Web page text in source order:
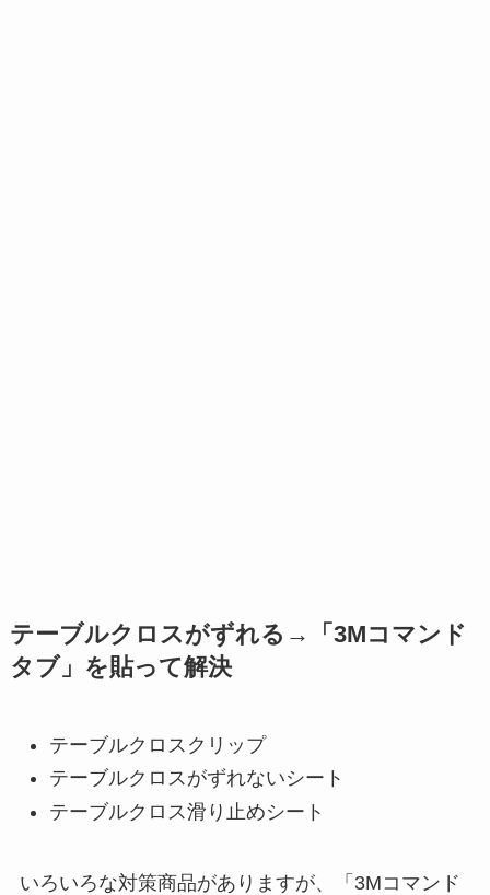
テーブルクロスがずれる→「3Mコマンド
タブ」を貼って解決
テーブルクロスクリップ
テーブルクロスがずれないシート
テーブルクロス滑り止めシート
いろいろな対策商品がありますが、「3Mコマンド